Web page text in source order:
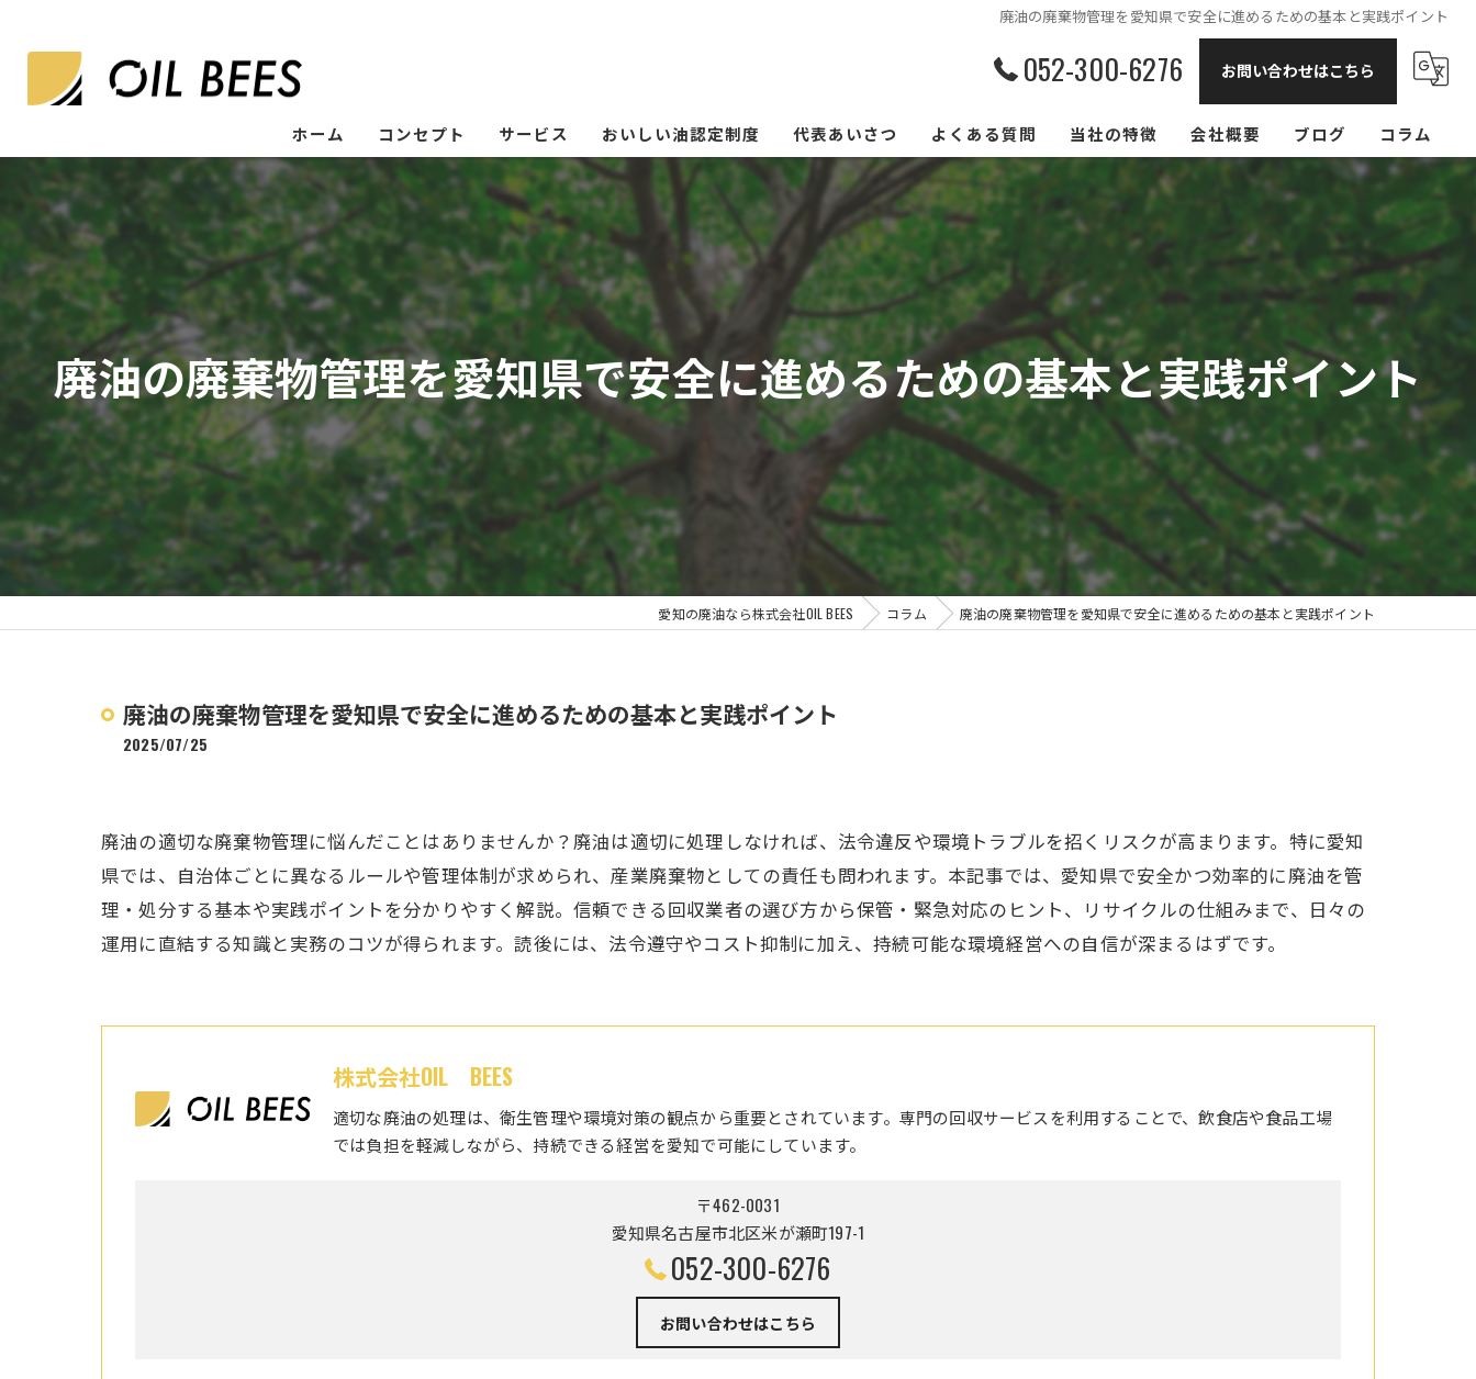
廃油の廃棄物管理を愛知県で安全に進めるための基本と実践ポイント
052-300-6276 お問い合わせはこちら
ホーム コンセプト サービス おいしい油認定制度 代表あいさつ よくある質問 当社の特徴
リサイクル
回収
買取
大阪
会社概要 ブログ コラム
廃油の廃棄物管理を愛知県で安全に進めるための基本と実践ポイント
愛知の廃油なら株式会社OIL BEES コラム 廃油の廃棄物管理を愛知県で安全に進めるための基本と実践ポイント
廃油の廃棄物管理を愛知県で安全に進めるための基本と実践ポイント
2025/07/25
廃油の適切な廃棄物管理に悩んだことはありませんか？廃油は適切に処理しなければ、法令違反や環境トラブルを招くリスクが高まります。特に愛知
県では、自治体ごとに異なるルールや管理体制が求められ、産業廃棄物としての責任も問われます。本記事では、愛知県で安全かつ効率的に廃油を管
理・処分する基本や実践ポイントを分かりやすく解説。信頼できる回収業者の選び方から保管・緊急対応のヒント、リサイクルの仕組みまで、日々の
運用に直結する知識と実務のコツが得られます。読後には、法令遵守やコスト抑制に加え、持続可能な環境経営への自信が深まるはずです。
株式会社OIL BEES
適切な廃油の処理は、衛生管理や環境対策の観点から重要とされています。専門の回収サービスを利用することで、飲食店や食品工場
では負担を軽減しながら、持続できる経営を愛知で可能にしています。
〒462-0031
愛知県名古屋市北区米が瀬町197-1
052-300-6276
お問い合わせはこちら